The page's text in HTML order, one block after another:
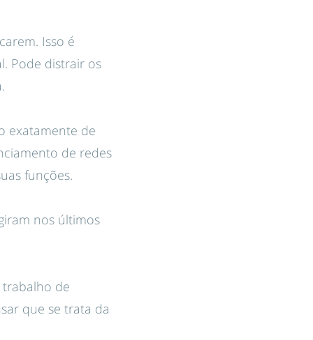
Isso é
Pode distrair os
exatamente de
de redes
funções.
nos últimos
de
que se trata da